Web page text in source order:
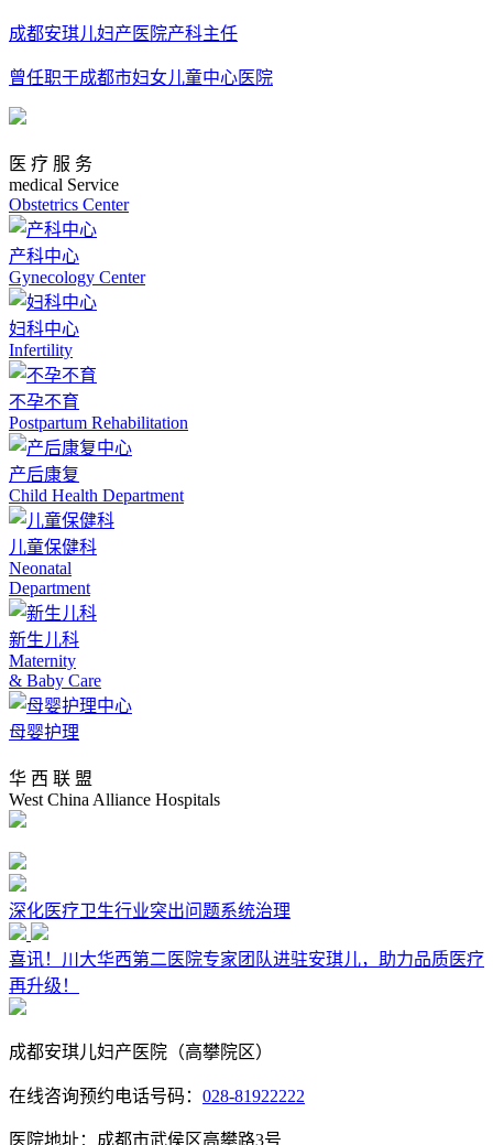
成都安琪儿妇产医院产科主任
曾任职于成都市妇女儿童中心医院
医 疗 服 务
medical Service
Obstetrics Center
产科中心
Gynecology Center
妇科中心
Infertility
不孕不育
Postpartum Rehabilitation
产后康复
Child Health Department
儿童保健科
Neonatal
Department
新生儿科
Maternity
& Baby Care
母婴护理
华 西 联 盟
West China Alliance Hospitals
深化医疗卫生行业突出问题系统治理
喜讯！川大华西第二医院专家团队进驻安琪儿，助力品质医疗
再升级！
成都安琪儿妇产医院（高攀院区）
在线咨询预约电话号码： 028-81922222
医院地址：成都市武侯区高攀路3号